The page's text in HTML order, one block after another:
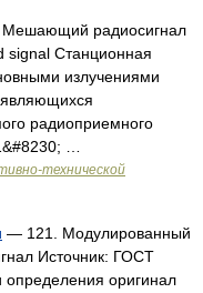
радиосигнал
signal Станционная
излучениями
радиоприемного
…
технической
— 121. Модулированный
Источник: ГОСТ
оригинал